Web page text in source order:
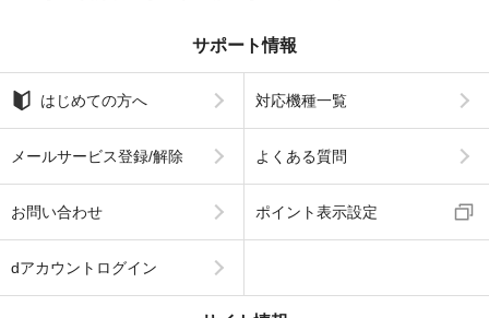
サポート情報
はじめての方へ 対応機種一覧
メールサービス登録/解除 よくある質問
お問い合わせ ポイント表示設定
dアカウントログイン